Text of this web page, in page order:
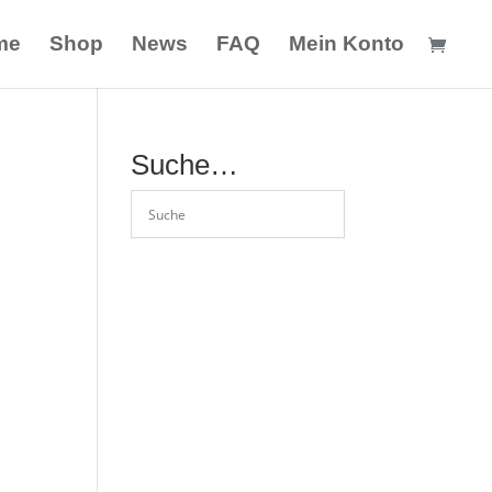
Shop News FAQ Mein Konto
Suche…